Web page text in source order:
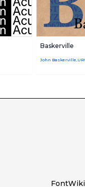
Baskerville
John